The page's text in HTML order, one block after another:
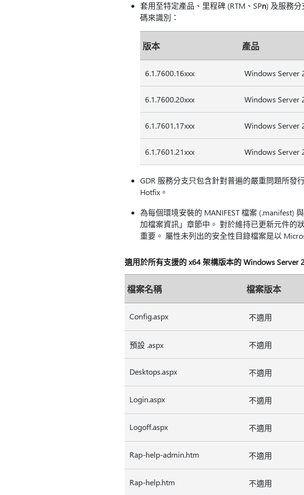
套用至特定產品、里程碑 (RTM、SPn) 及服務分
碼來識別：
版本 產品
6.1.7600.16xxx Windows Server
6.1.7600.20xxx Windows Server
6.1.7601.17xxx Windows Server
6.1.7601.21xxx Windows Server
GDR 服務分支只包含針對普遍的嚴重問題所發
Hotfix。
為每個環境安裝的 MANIFEST 檔案 (.manifest)
加檔案資訊」章節中。 對於維持已更新元件的
重要。 屬性未列出的安全性目錄檔案是以
適用於所有支援的 x64 架構版本的 Windows Server
檔案名稱 檔案版本
Config.aspx 不適用
預設 .aspx 不適用
Desktops.aspx 不適用
Login.aspx 不適用
Logoff.aspx 不適用
Rap-help-admin.htm 不適用
Rap-help.htm 不適用